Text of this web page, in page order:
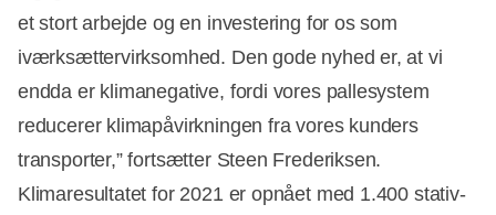
et stort arbejde og en investering for os som
iværksættervirksomhed. Den gode nyhed er, at vi
endda er klimanegative, fordi vores pallesystem
reducerer klimapåvirkningen fra vores kunders
transporter,” fortsætter Steen Frederiksen.
Klimaresultatet for 2021 er opnået med 1.400 stativ-